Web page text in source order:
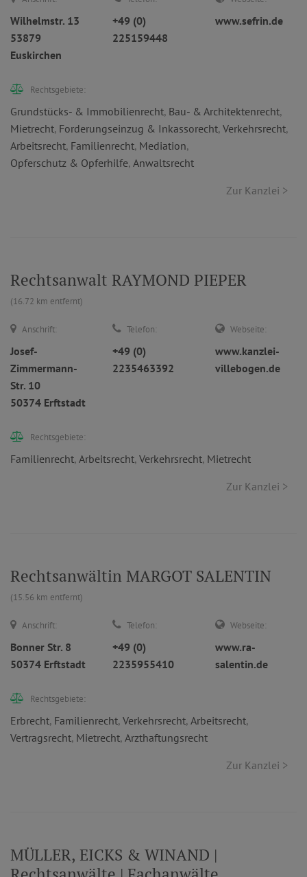
Wilhelmstr. 13
53879
Euskirchen
+49 (0)
225159448
www.sefrin.de
Rechtsgebiete:
Grundstücks- & Immobilienrecht, Bau- & Architektenrecht,
Mietrecht, Forderungseinzug & Inkassorecht, Verkehrsrecht,
Arbeitsrecht, Familienrecht, Mediation,
Opferschutz & Opferhilfe, Anwaltsrecht
Zur Kanzlei >
Rechtsanwalt RAYMOND PIEPER
(16.72 km entfernt)
Anschrift:
Josef-
Zimmermann-
Str. 10
50374 Erftstadt
Telefon:
+49 (0)
2235463392
Webseite:
www.kanzlei-
villebogen.de
Rechtsgebiete:
Familienrecht, Arbeitsrecht, Verkehrsrecht, Mietrecht
Zur Kanzlei >
Rechtsanwältin MARGOT SALENTIN
(15.56 km entfernt)
Anschrift:
Bonner Str. 8
50374 Erftstadt
Telefon:
+49 (0)
2235955410
Webseite:
www.ra-
salentin.de
Rechtsgebiete:
Erbrecht, Familienrecht, Verkehrsrecht, Arbeitsrecht,
Vertragsrecht, Mietrecht, Arzthaftungsrecht
Zur Kanzlei >
MÜLLER, EICKS & WINAND |